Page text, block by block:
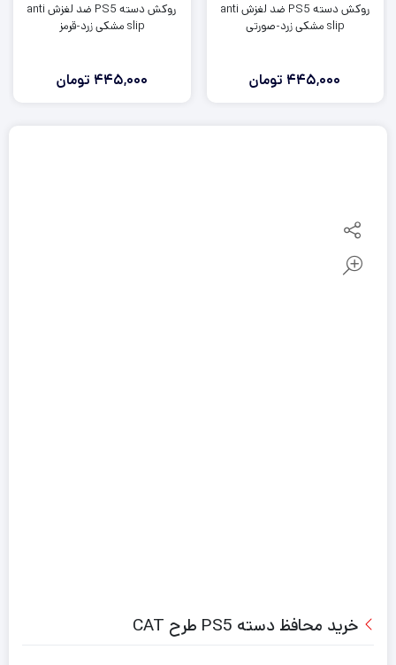
روکش دسته PS5 ضد لغزش anti
slip مشکی زرد-صورتی
445,000 تومان
روکش دسته PS5 ضد لغزش anti
slip مشکی زرد-قرمز
445,000 تومان
خرید محافظ دسته PS5 طرح CAT